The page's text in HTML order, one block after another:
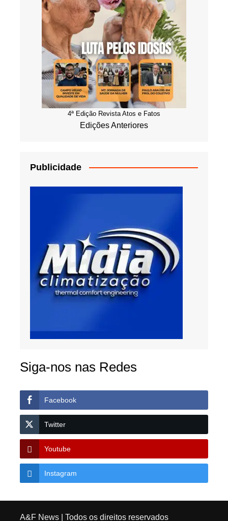
4ª Edição Revista Atos e Fatos
Edições Anteriores
Publicidade
Siga-nos nas Redes
Facebook
Twitter
Youtube
Instagram
A&F News| Todos os direitos reservados